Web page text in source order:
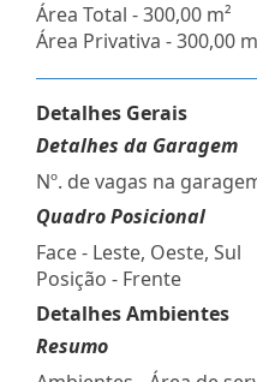
Área Total - 300,00 m²
Área Privativa - 300,00
Detalhes Gerais
Detalhes da Garagem
Nº. de vagas na
Quadro Posicional
Face - Leste, Oeste, Sul
Posição - Frente
Detalhes Ambientes
Resumo